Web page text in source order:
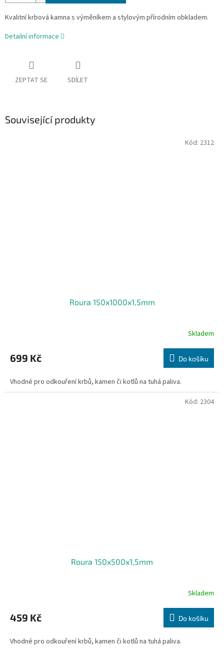
Kvalitní krbová kamna s výměníkem a stylovým přírodním obkladem.
Detailní informace
ZEPTAT SE SDÍLET
Související produkty
Roura 150x1000x1,5mm
Skladem
699 Kč Do košíku
Vhodné pro odkouření krbů, kamen či kotlů na tuhá paliva.
Kód: 2312
Roura 150x500x1,5mm
Skladem
459 Kč Do košíku
Vhodné pro odkouření krbů, kamen či kotlů na tuhá paliva.
Kód: 2304